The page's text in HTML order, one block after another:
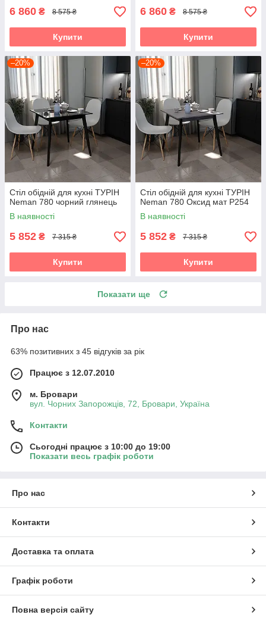
6 860 ₴ 8 575 ₴
Купити
6 860 ₴ 8 575 ₴
Купити
–20%
Стіл обідній для кухні ТУРІН
Neman 780 чорний глянець
В наявності
5 852 ₴ 7 315 ₴
Купити
–20%
Стіл обідній для кухні ТУРІН
Neman 780 Оксид мат Р254
В наявності
5 852 ₴ 7 315 ₴
Купити
Показати ще
Про нас
63% позитивних з 45 відгуків за рік
Працює з 12.07.2010
м. Бровари
вул. Чорних Запорожців, 72, Бровари, Україна
Контакти
Сьогодні працює з 10:00 до 19:00
Показати весь графік роботи
Про нас
Контакти
Доставка та оплата
Графік роботи
Повна версія сайту